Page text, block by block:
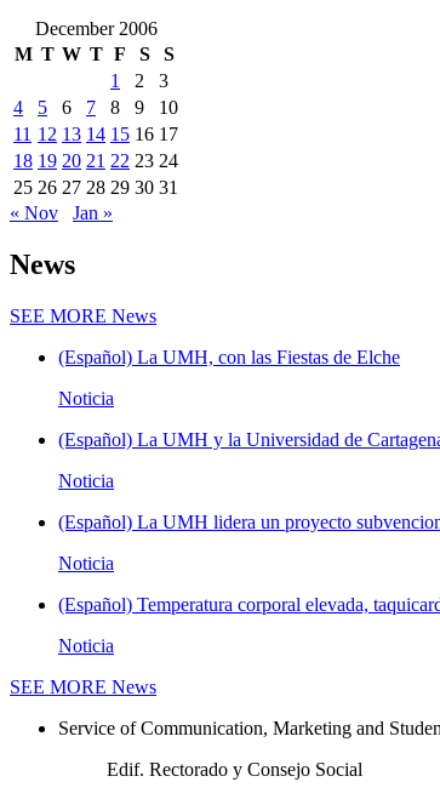
December 2006
M T W T F S
S
1
2
3
4
5 6 7 8 9
10
11 12 13 14 15 16 17
18 19 20 21 22 23 24
25 26 27 28 29 30 31
« Nov
Jan »
News
SEE MORE News
(Español) La UMH, con las Fiestas de Elche
Noticia
(Español) La UMH y la Universidad de
Noticia
(Español) La UMH lidera un proyecto
Noticia
(Español) Temperatura corporal elevada,
Noticia
SEE MORE News
Service of Communication, Marketing and
Edif. Rectorado y Consejo Social